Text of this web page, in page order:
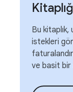
Bu
istekleri
ve basit bir